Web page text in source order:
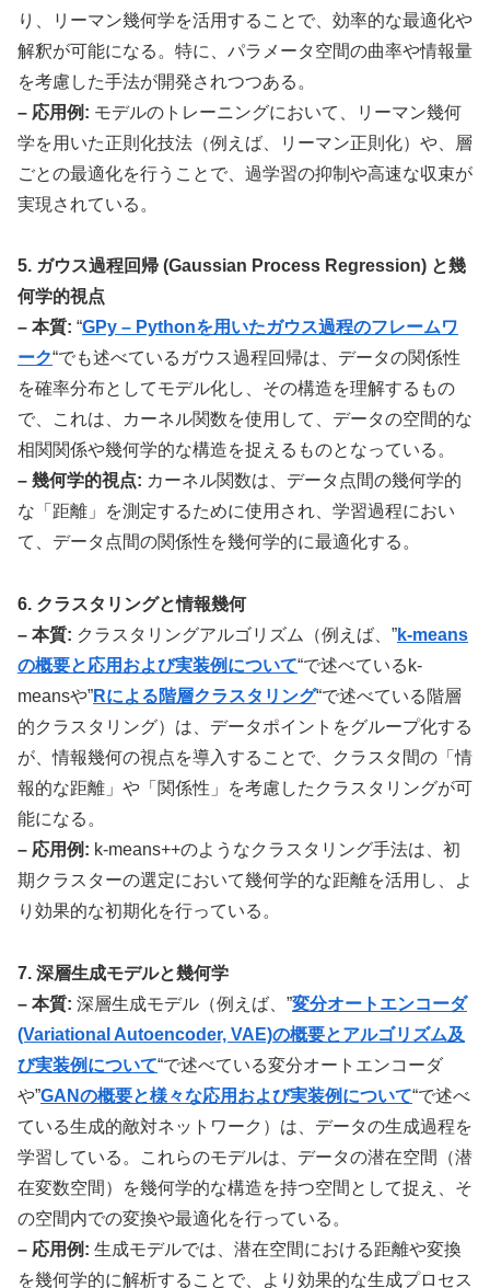
り、リーマン幾何学を活用することで、効率的な最適化や
解釈が可能になる。特に、パラメータ空間の曲率や情報量
を考慮した手法が開発されつつある。
– 応用例: モデルのトレーニングにおいて、リーマン幾何
学を用いた正則化技法（例えば、リーマン正則化）や、層
ごとの最適化を行うことで、過学習の抑制や高速な収束が
実現されている。
5. ガウス過程回帰 (Gaussian Process Regression) と幾
何学的視点
– 本質: “GPy – Pythonを用いたガウス過程のフレームワ
ーク“でも述べているガウス過程回帰は、データの関係性
を確率分布としてモデル化し、その構造を理解するもの
で、これは、カーネル関数を使用して、データの空間的な
相関関係や幾何学的な構造を捉えるものとなっている。
– 幾何学的視点: カーネル関数は、データ点間の幾何学的
な「距離」を測定するために使用され、学習過程におい
て、データ点間の関係性を幾何学的に最適化する。
6. クラスタリングと情報幾何
– 本質: クラスタリングアルゴリズム（例えば、”k-means
の概要と応用および実装例について“で述べているk-
meansや”Rによる階層クラスタリング“で述べている階層
的クラスタリング）は、データポイントをグループ化する
が、情報幾何の視点を導入することで、クラスタ間の「情
報的な距離」や「関係性」を考慮したクラスタリングが可
能になる。
– 応用例: k-means++のようなクラスタリング手法は、初
期クラスターの選定において幾何学的な距離を活用し、よ
り効果的な初期化を行っている。
7. 深層生成モデルと幾何学
– 本質: 深層生成モデル（例えば、”変分オートエンコーダ
(Variational Autoencoder, VAE)の概要とアルゴリズム及
び実装例について“で述べている変分オートエンコーダ
や”GANの概要と様々な応用および実装例について“で述べ
ている生成的敵対ネットワーク）は、データの生成過程を
学習している。これらのモデルは、データの潜在空間（潜
在変数空間）を幾何学的な構造を持つ空間として捉え、そ
の空間内での変換や最適化を行っている。
– 応用例: 生成モデルでは、潜在空間における距離や変換
を幾何学的に解析することで、より効果的な生成プロセス